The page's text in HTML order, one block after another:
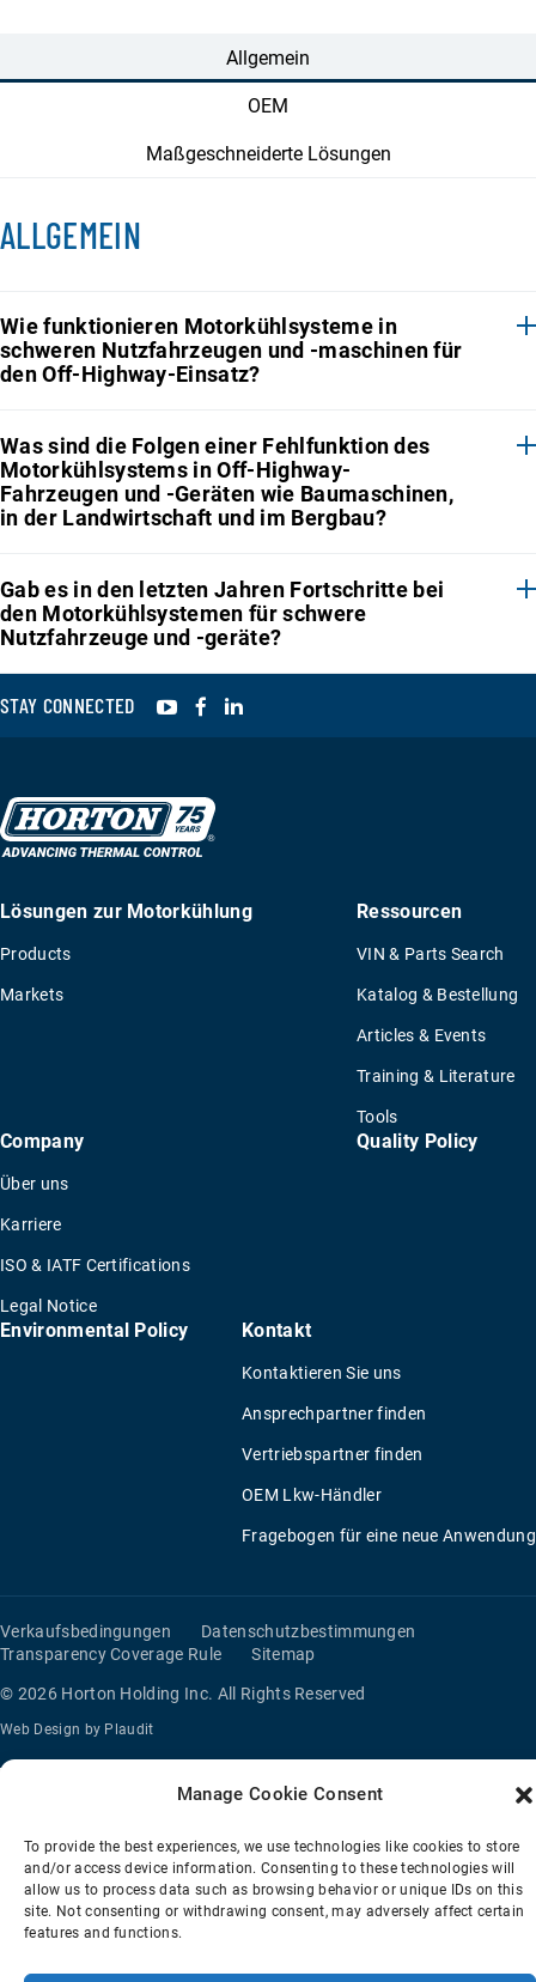
Manage Cookie Consent
To provide the best experiences, we use technologies like cookies to store
and/or access device information. Consenting to these technologies will
allow us to process data such as browsing behavior or unique IDs on this
site. Not consenting or withdrawing consent, may adversely affect certain
features and functions.
Allgemein
OEM
Maßgeschneiderte Lösungen
ALLGEMEIN
Wie funktionieren Motorkühlsysteme in
schweren Nutzfahrzeugen und -maschinen für
den Off-Highway-Einsatz?
Was sind die Folgen einer Fehlfunktion des
Motorkühlsystems in Off-Highway-
Fahrzeugen und -Geräten wie Baumaschinen,
in der Landwirtschaft und im Bergbau?
Gab es in den letzten Jahren Fortschritte bei
den Motorkühlsystemen für schwere
Nutzfahrzeuge und -geräte?
STAY CONNECTED YouTubeFacebook
Lösungen zur Motorkühlung
Products
Markets
Ressourcen
VIN & Parts Search
Katalog & Bestellung
Articles & Events
Training & Literature
Tools
Company
Über uns
Karriere
ISO & IATF Certifications
Legal Notice
Quality Policy
Environmental Policy Kontakt
Kontaktieren Sie uns
Ansprechpartner finden
Vertriebspartner finden
OEM Lkw-Händler
Fragebogen für eine neue Anwendung
Verkaufsbedingungen
Datenschutzbestimmungen
Transparency Coverage Rule
Sitemap
© 2026 Horton Holding Inc. All Rights Reserved
Web Design by Plaudit